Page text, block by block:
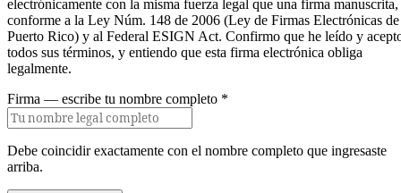
electrónicamente con la misma fuerza legal que una firma manuscrita,
conforme a la Ley Núm. 148 de 2006 (Ley de Firmas Electrónicas de
Puerto Rico) y al Federal ESIGN Act. Confirmo que he leído y
todos sus términos, y entiendo que esta firma electrónica obliga
legalmente.
Firma — escribe tu nombre completo *
Debe coincidir exactamente con el nombre completo que ingresaste
arriba.